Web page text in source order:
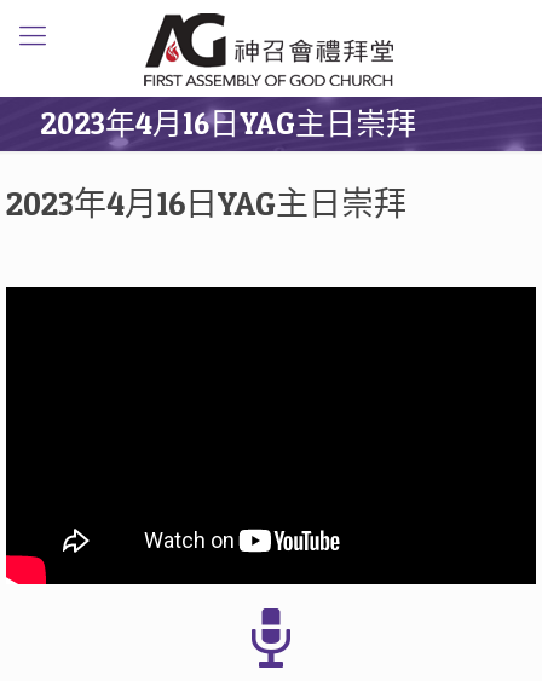
2023年4月16日YAG主日崇拜
2023年4月16日YAG主日崇拜